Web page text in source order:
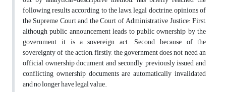
following results according to the laws, legal doctrine, opinions of
the Supreme Court and the Court of Administrative Justice: First,
although public announcement leads to public ownership by the
government, it is a sovereign act. Second, because of the
sovereignty of the action, firstly, the government does not need an
official ownership document and secondly, previously issued and
conflicting ownership documents are automatically invalidated
and no longer have legal value.